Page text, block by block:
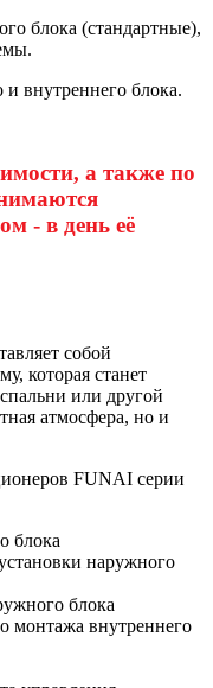
блока (стандартные),
внутреннего блока.
а также по
- в день её
собой
которая станет
или другой
атмосфера, но и
FUNAI серии
блока
наружного
блока
монтажа внутреннего